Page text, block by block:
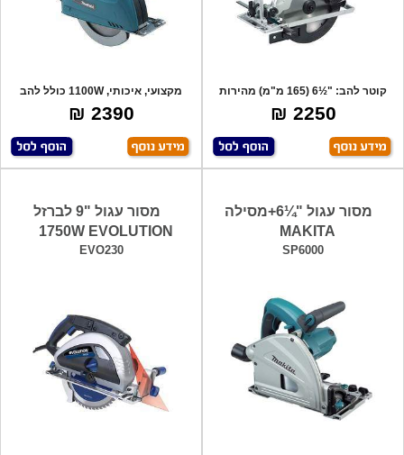
קוטר להב: "½6 (165 מ"מ) מהירות
סיבוב:2
2250 ₪
מקצועי, איכותי, 1100W כולל להב
וידיה למת
2390 ₪
מסור עגול "¼6+מסילה
MAKITA
SP6000
מסור עגול "9 לברזל
1750W EVOLUTION
EVO230